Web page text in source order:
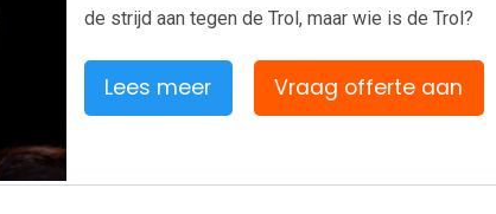
de strijd aan tegen de Trol, maar wie is de Trol?
Lees meer Vraag offerte aan